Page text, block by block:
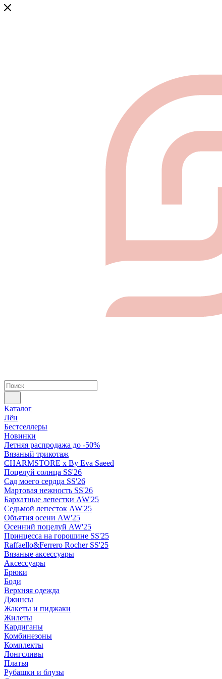
Каталог
Лён
Бестселлеры
Новинки
Летняя распродажа до -50%
Вязаный трикотаж
CHARMSTORE х By Eva Saeed
Поцелуй солнца SS'26
Сад моего сердца SS'26
Мартовая нежность SS'26
Бархатные лепестки AW'25
Седьмой лепесток AW'25
Объятия осени AW'25
Осенний поцелуй AW'25
Принцесса на горошине SS'25
Raffaello&Ferrero Rocher SS'25
Вязаные аксессуары
Аксессуары
Брюки
Боди
Верхняя одежда
Джинсы
Жакеты и пиджаки
Жилеты
Кардиганы
Комбинезоны
Комплекты
Лонгсливы
Платья
Рубашки и блузы